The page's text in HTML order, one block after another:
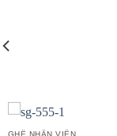
GHẾ NHÂN VIÊN